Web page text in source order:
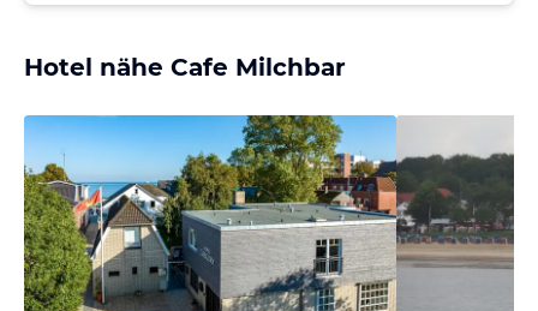
Hotel nähe Cafe Milchbar